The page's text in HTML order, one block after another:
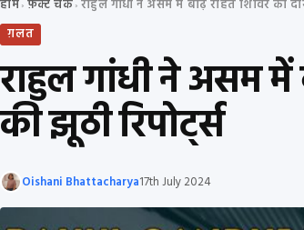
होम› फ़ैक्ट चेक›
ग़लत
राहुल गांधी ने असम में
की झूठी रिपोर्ट्स
Oishani Bhattacharya17th July 2024